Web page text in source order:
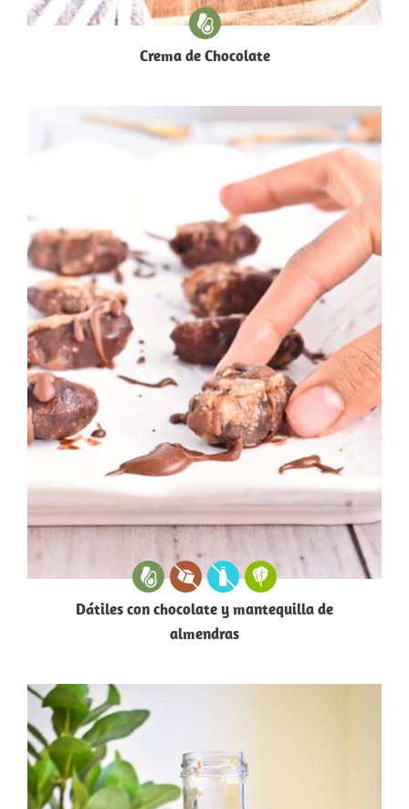
Crema de Chocolate
Dátiles con chocolate y mantequilla de
almendras